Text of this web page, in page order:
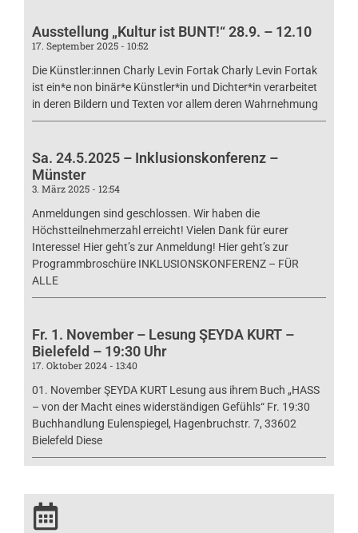
Ausstellung „Kultur ist BUNT!“ 28.9. – 12.10
17. September 2025
10:52
Die Künstler:innen Charly Levin Fortak Charly Levin Fortak
ist ein*e non binär*e Künstler*in und Dichter*in verarbeitet
in deren Bildern und Texten vor allem deren Wahrnehmung
Sa. 24.5.2025 – Inklusionskonferenz –
Münster
3. März 2025
12:54
Anmeldungen sind geschlossen. Wir haben die
Höchstteilnehmerzahl erreicht! Vielen Dank für eurer
Interesse! Hier geht’s zur Anmeldung! Hier geht’s zur
Programmbroschüre INKLUSIONSKONFERENZ – FÜR
ALLE
Fr. 1. November – Lesung ŞEYDA KURT –
Bielefeld – 19:30 Uhr
17. Oktober 2024
13:40
01. November ŞEYDA KURT Lesung aus ihrem Buch „HASS
– von der Macht eines widerständigen Gefühls“ Fr. 19:30
Buchhandlung Eulenspiegel, Hagenbruchstr. 7, 33602
Bielefeld Diese